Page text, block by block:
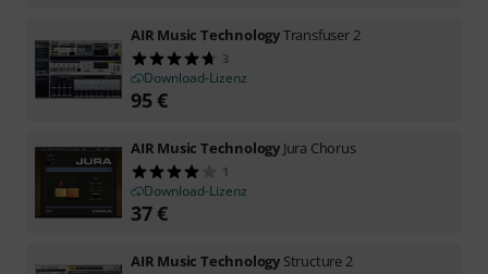
AIR Music TechnologyTransfuser 2
3
Download-Lizenz
95€
AIR Music Technology Jura Chorus
1
Download-Lizenz
37€
AIR Music Technology Structure 2